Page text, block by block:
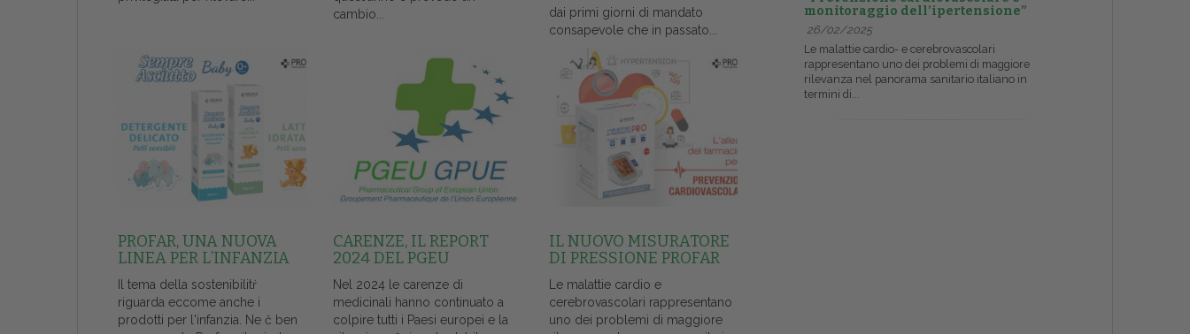
cambio...
dai primi giorni di mandato
consapevole che in passato...
PROFAR, UNA NUOVA
LINEA PER L’INFANZIA
Il tema della sostenibilitŕ
riguarda eccome anche i
prodotti per l'infanzia. Ne č ben
CARENZE, IL REPORT
2024 DEL PGEU
Nel 2024 le carenze di
medicinali hanno continuato a
colpire tutti i Paesi europei e la
IL NUOVO MISURATORE
DI PRESSIONE PROFAR
Le malattie cardio e
cerebrovascolari rappresentano
uno dei problemi di maggiore
monitoraggio dell’ipertensione”
26/02/2025
Le malattie cardio- e cerebrovascolari
rappresentano uno dei problemi di maggiore
rilevanza nel panorama sanitario italiano in
termini di...